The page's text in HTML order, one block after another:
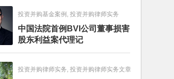
投资并购基金案例, 投资并购律师实务
中国法院首例BVI公司董事损害
股东利益案代理记
投资并购律师实务, 投资并购律师实务文章